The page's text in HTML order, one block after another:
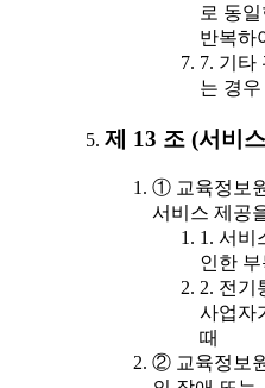
로 동
반복하
7. 기타
는 경우
제 13 조 (서비
① 교육정보
서비스 제공
1. 서비
인한
2. 전기
사업자
때
② 교육정보